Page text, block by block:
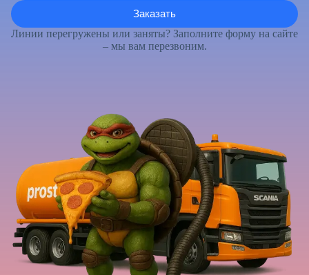
Линии перегружены или заняты? Заполните форму на сайте
– мы вам перезвоним.